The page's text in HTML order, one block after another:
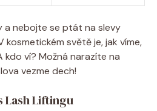
a nebojte se ptát na slevy
kosmetickém světě je, jak víme,
kdo ví? Možná narazíte na
vezme dech!
Lash Liftingu